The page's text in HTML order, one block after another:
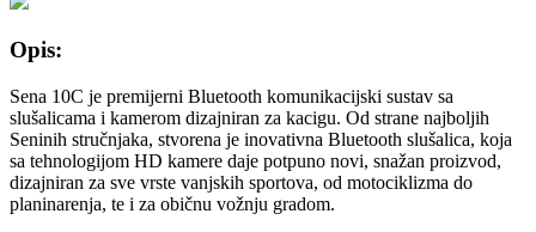
Opis:
Sena 10C je premijerni Bluetooth komunikacijski sustav sa
slušalicama i kamerom dizajniran za kacigu. Od strane najboljih
Seninih stručnjaka, stvorena je inovativna Bluetooth slušalica, koja
sa tehnologijom HD kamere daje potpuno novi, snažan proizvod,
dizajniran za sve vrste vanjskih sportova, od motociklizma do
planinarenja, te i za običnu vožnju gradom.